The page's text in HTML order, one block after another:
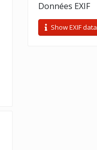
Données EXIF
Show EXIF data